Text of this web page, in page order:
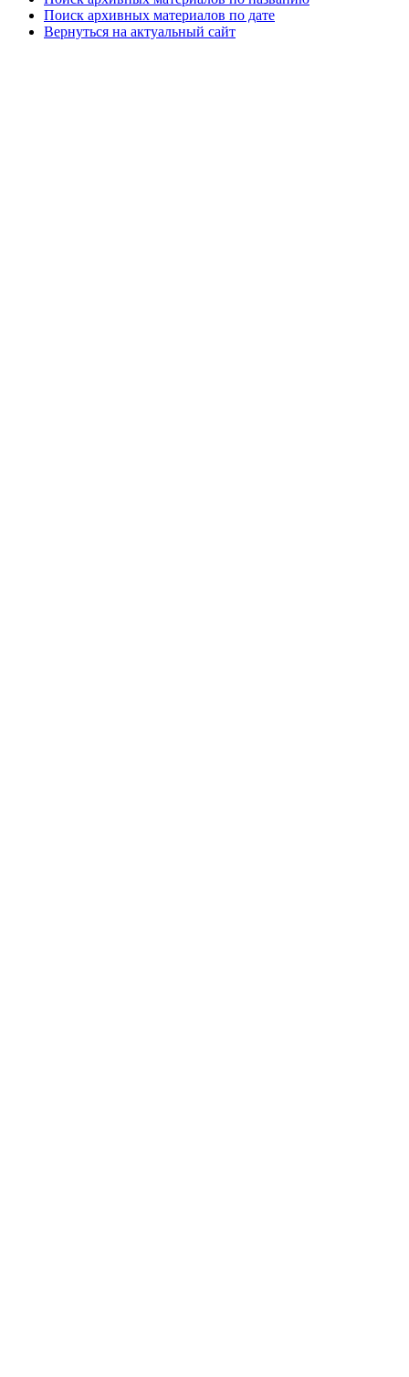
Поиск архивных материалов по дате
Вернуться на актуальный сайт